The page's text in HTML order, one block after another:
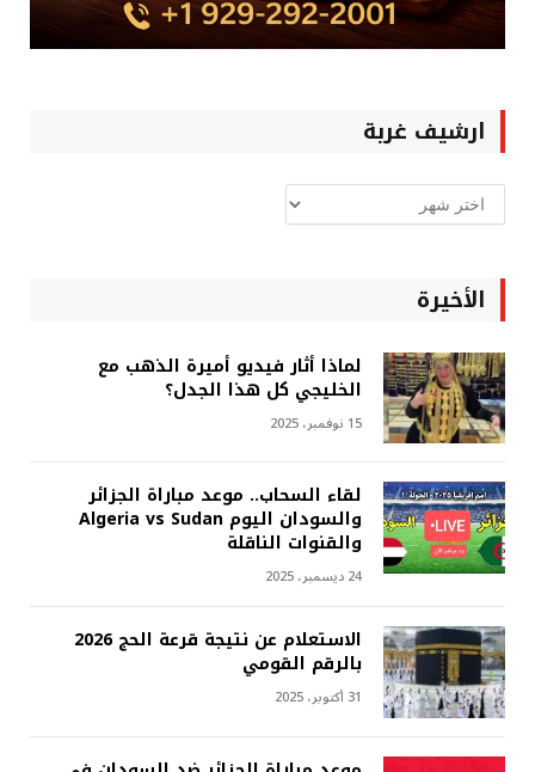
ارشيف غربة
ارشيف
غربة
الأخيرة
لماذا أثار فيديو أميرة الذهب مع
الخليجي كل هذا الجدل؟
15 نوفمبر، 2025
لقاء السحاب.. موعد مباراة الجزائر
والسودان اليوم Algeria vs Sudan
والقنوات الناقلة
24 ديسمبر، 2025
الاستعلام عن نتيجة قرعة الحج 2026
بالرقم القومي
31 أكتوبر، 2025